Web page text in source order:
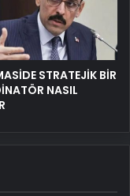
STRATEJİK BİR
NASIL